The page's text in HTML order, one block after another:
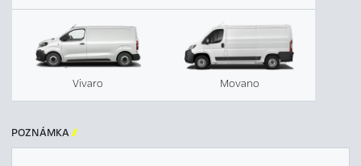
Vivaro Movano
POZNÁMKA